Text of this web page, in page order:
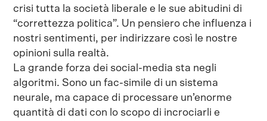
crisi tutta la società liberale e le sue abitudini di
“correttezza politica”. Un pensiero che influenza i
nostri sentimenti, per indirizzare così le nostre
opinioni sulla realtà.
La grande forza dei social-media sta negli
algoritmi. Sono un fac-simile di un sistema
neurale, ma capace di processare un’enorme
quantità di dati con lo scopo di incrociarli e